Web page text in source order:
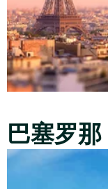
巴塞罗那